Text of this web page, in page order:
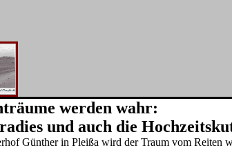
werden wahr:
und auch die
Günther in Pleißa wird der Traum vom Reiten